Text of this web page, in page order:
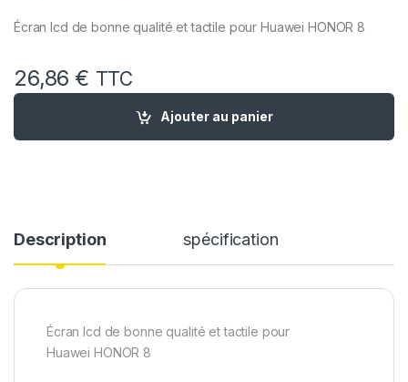
Écran lcd de bonne qualité et tactile pour Huawei HONOR 8
26,86 € TTC
quantité de Ecran Remplacement pour Huawei honor 8
Ajouter au panier
Description spécification
Écran lcd de bonne qualité et tactile pour
Huawei HONOR 8